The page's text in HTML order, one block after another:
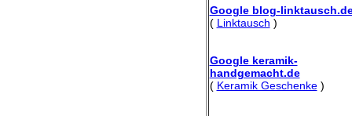
Google blog-
( Linktausch )
Google keramik-
handgemacht.de
( Keramik Geschenke)